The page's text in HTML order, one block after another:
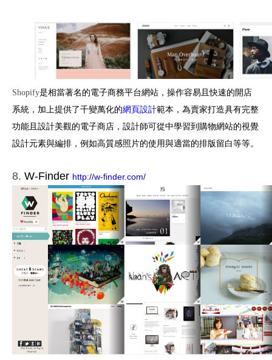
Shopify是相當著名的電子商務平台網站，操作容易且快速的開店
系統，加上提供了千變萬化的網頁設計範本，為賣家打造具有完整
功能且設計美觀的電子商店，設計師可從中學習到購物網站的視覺
設計元素與編排，例如高質感照片的使用與適當的排版留白等等。
8. W-Finder http://w-finder.com/